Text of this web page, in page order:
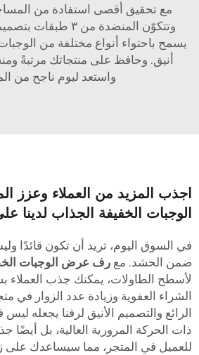
مع تحقيق أقصى استفادة من
وتتكوّن المنضدة من ٣
يسمح باحتواء أنواع مختلفة من
أنيق. وحافظ على منتجاتك مرتبةً
واستعد ليوم ناجح من
المزيد من العملاء وعزز
الخفيفة الجذاب لدينا
السوق اليوم، تريد أن تكون قائدًا
الحشد. معرف عرض الوجبات
الطاولات، يمكنك جذب العملاء
العفوية وزيادة عدد الزوار في
والتصميم الأنيق لرفنا يجعله ليس
الحركة المرورية العالية، بل أيضًا
في المتجر، مما سيساعدك على